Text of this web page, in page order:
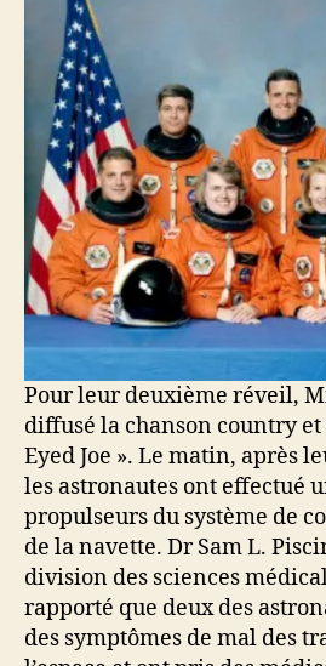
Pour leur deuxième réveil,
diffusé la chanson country
Eyed Joe ». Le matin, après
les astronautes ont effectué
propulseurs du système de
de la navette. Dr Sam L.
division des sciences
rapporté que deux des
des symptômes de mal des